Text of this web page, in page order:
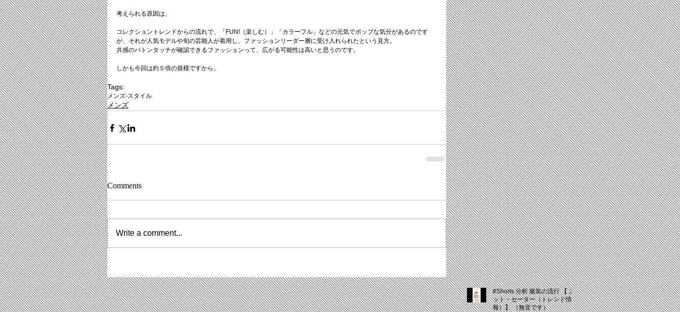
考えられる原因は、
コレクショントレンドからの流れで、「FUN!（楽しむ）」「カラーフル」などの元気でポップな気分があるのです
が、それが人気モデルや旬の芸能人が着用し、ファッションリーダー層に受け入れられたという見方。
共感のバトンタッチが確認できるファッションって、広がる可能性は高いと思うのです。
しかも今回は約５倍の規模ですから。
Tags:
メンズ-スタイル
メンズ
Comments
Write a comment...
#Shorts 分析 服装の流行 【 ニ
ット・セーター（トレンド情
報）】 （無音です）